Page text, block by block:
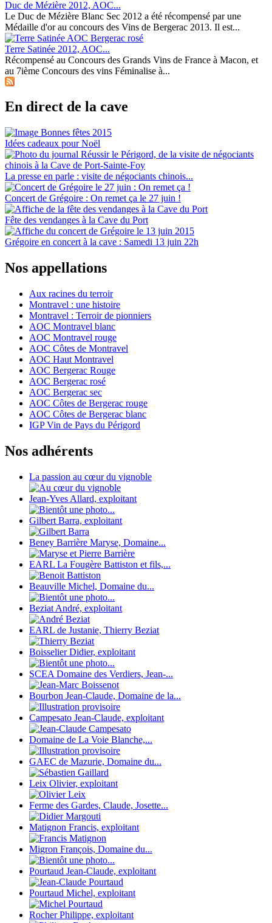
Duc de Mézière 2012, AOC...
Le Duc de Mézière Blanc Sec 2012 a été récompensé par une
Médaille d'or au concours des Vins de Bergerac 2013. Il est...
Terre Satinée 2012, AOC...
Récompensé au Concours des Grands Vins de France à Macon, et
au 7ième Concours des vins Féminalise à...
En direct de la cave
Idées cadeaux pour Noël
La presse en parle : visite de négociants chinois...
Concert de Grégoire : On remet ça le 27 juin !
Fête des vendanges à la Cave du Port
Grégoire en concert à la cave : Samedi 13 juin 22h
Nos appellations
Aux racines du terroir
Montravel : une histoire
Montravel : Terroir de pionniers
AOC Montravel blanc
AOC Montravel rouge
AOC Côtes de Montravel
AOC Haut Montravel
AOC Bergerac Rouge
AOC Bergerac rosé
AOC Bergerac sec
AOC Côtes de Bergerac rouge
AOC Côtes de Bergerac blanc
IGP Vin de Pays du Périgord
Nos adhérents
La passion au cœur du vignoble
Jean-Yves Allard, exploitant
Gilbert Barra, exploitant
Beney Barrière Maryse, Domaine...
EARL La Fougère Battiston et fils,...
Beauville Michel, Domaine du...
Beziat André, exploitant
EARL de Justanie, Thierry Beziat
Boisselier Didier, exploitant
SCEA Domaine des Verdiers, Jean-...
Bourbon Jean-Claude, Domaine de la...
Campesato Jean-Claude, exploitant
Domaine de La Voie Blanche,...
GAEC de Mazurie, Domaine du...
Leix Olivier, exploitant
Ferme des Gardes, Claude, Josette...
Matignon Francis, exploitant
Migron François, Domaine du...
Pourtaud Jean-Claude, exploitant
Pourtaud Michel, exploitant
Rocher Philippe, exploitant